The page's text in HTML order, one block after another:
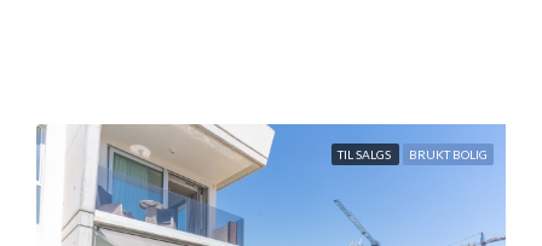
TIL SALGS BRUKT BOLIG